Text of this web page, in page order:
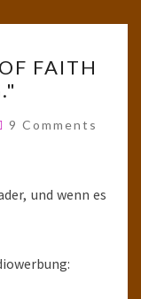
FAITH
Comments
9 Comments
und wenn es